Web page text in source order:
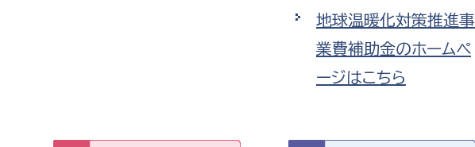
保健給食課
教育指導課
地球温暖化対策推進事
業費補助金のホームペ
ージはこちら